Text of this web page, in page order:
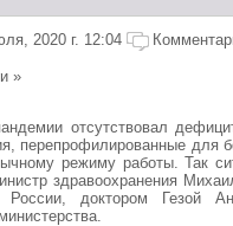
2020 г. 12:04
»
отсутствовал
перепрофилированные для
режиму работы. Так
здравоохранения
доктором Гезой